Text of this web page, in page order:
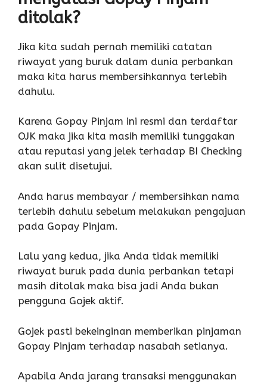
ditolak?
Jika kita sudah pernah memiliki catatan
riwayat yang buruk dalam dunia perbankan
maka kita harus membersihkannya terlebih
dahulu.
Karena Gopay Pinjam ini resmi dan terdaftar
OJK maka jika kita masih memiliki tunggakan
atau reputasi yang jelek terhadap BI Checking
akan sulit disetujui.
Anda harus membayar / membersihkan nama
terlebih dahulu sebelum melakukan pengajuan
pada Gopay Pinjam.
Lalu yang kedua, jika Anda tidak memiliki
riwayat buruk pada dunia perbankan tetapi
masih ditolak maka bisa jadi Anda bukan
pengguna Gojek aktif.
Gojek pasti bekeinginan memberikan pinjaman
Gopay Pinjam terhadap nasabah setianya.
Apabila Anda jarang transaksi menggunakan